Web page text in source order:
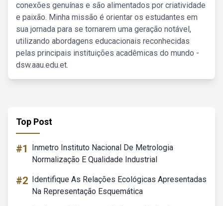
conexões genuínas e são alimentados por criatividade
e paixão. Minha missão é orientar os estudantes em
sua jornada para se tornarem uma geração notável,
utilizando abordagens educacionais reconhecidas
pelas principais instituições acadêmicas do mundo -
dsw.aau.edu.et.
Top Post
#1
Inmetro Instituto Nacional De Metrologia
Normalização E Qualidade Industrial
#2 Identifique As Relações Ecológicas Apresentadas
Na Representação Esquemática